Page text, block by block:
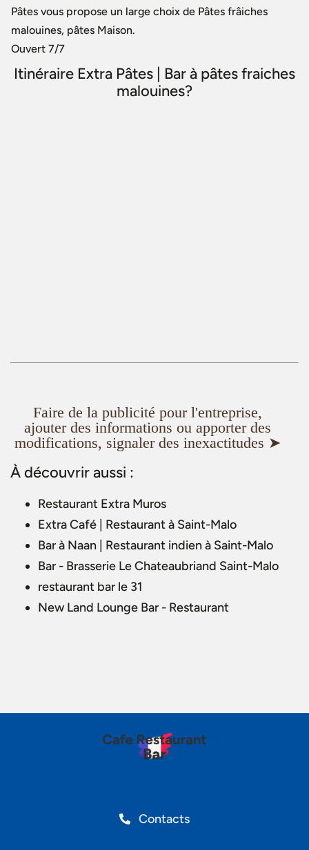
Pâtes vous propose un large choix de Pâtes frâiches
malouines, pâtes Maison.
Ouvert 7/7
Itinéraire Extra Pâtes | Bar à pâtes fraiches
malouines?
Faire de la publicité pour l'entreprise,
ajouter des informations ou apporter des
modifications, signaler des inexactitudes ➤
À découvrir aussi :
Restaurant Extra Muros
Extra Café | Restaurant à Saint-Malo
Bar à Naan | Restaurant indien à Saint-Malo
Bar - Brasserie Le Chateaubriand Saint-Malo
restaurant bar le 31
New Land Lounge Bar - Restaurant
Contacts